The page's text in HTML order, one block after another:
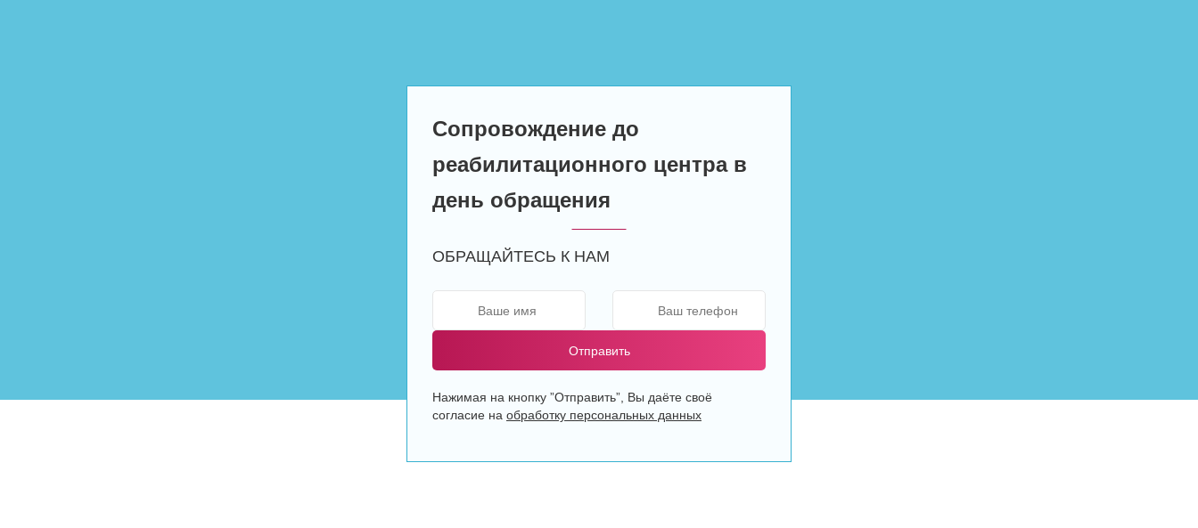
Сопровождение до
реабилитационного центра в
день обращения
ОБРАЩАЙТЕСЬ К НАМ
Отправить
Нажимая на кнопку ”Отправить”, Вы даёте своё
согласие на обработку персональных данных